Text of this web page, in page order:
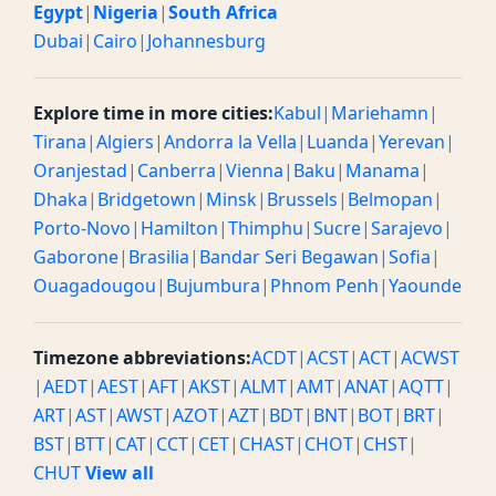
11 AM IST 05:30 AM / 05:30 GMT
12 PM IST 06:30 AM / 06:30 GMT Morning
12:30 PM IST 07:00 AM / 07:00 GMT Morning
1 PM IST 07:30 AM / 07:30 GMT Morning
1:30 PM IST 08:00 AM / 08:00 GMT Morning
08:30 AM / 08:30 GMT Morning
2:30 PM IST 09:00 AM / 09:00 GMT Morning
3 PM IST 09:30 AM / 09:30 GMT Morning
Egypt| Nigeria|South Africa
Dubai| Cairo| Johannesburg
Explore time in more cities:Kabul| Mariehamn|
Tirana|Algiers|Andorra la Vella| Luanda|Yerevan|
Oranjestad| Canberra|Vienna| Baku| Manama|
Dhaka| Bridgetown| Minsk| Brussels| Belmopan|
Porto-Novo| Hamilton|Thimphu|Sucre|Sarajevo|
Gaborone| Brasilia| Bandar Seri Begawan|Sofia|
Ouagadougou| Bujumbura| Phnom Penh|Yaounde
Timezone abbreviations:ACDT|ACST|ACT|ACWST
|AEDT|AEST|AFT|AKST|ALMT|AMT|ANAT|AQTT|
ART|AST|AWST|AZOT|AZT| BDT| BNT| BOT| BRT|
BST| BTT| CAT| CCT| CET| CHAST| CHOT| CHST|
CHUTView all